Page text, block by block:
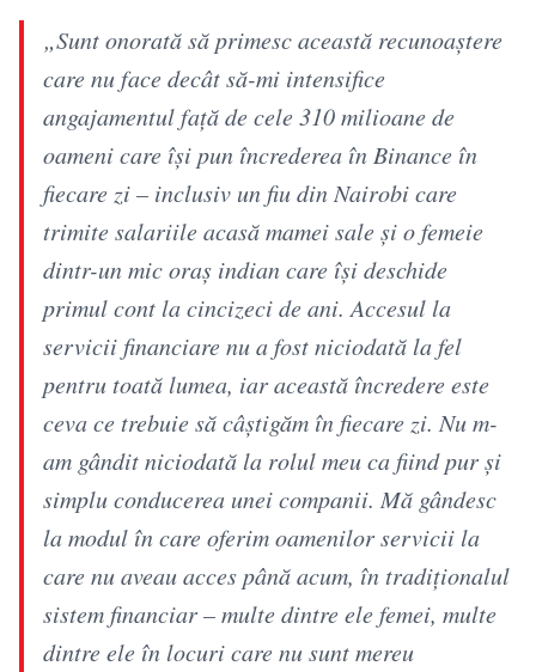
„Sunt onorată să primesc această recunoaștere
care nu face decât să-mi intensifice
angajamentul față de cele 310 milioane de
oameni care își pun încrederea în Binance în
fiecare zi – inclusiv un fiu din Nairobi care
trimite salariile acasă mamei sale și o femeie
dintr-un mic oraș indian care își deschide
primul cont la cincizeci de ani. Accesul la
servicii financiare nu a fost niciodată la fel
pentru toată lumea, iar această încredere este
ceva ce trebuie să câștigăm în fiecare zi. Nu m-
am gândit niciodată la rolul meu ca fiind pur și
simplu conducerea unei companii. Mă gândesc
la modul în care oferim oamenilor servicii la
care nu aveau acces până acum, în tradiționalul
sistem financiar – multe dintre ele femei, multe
dintre ele în locuri care nu sunt mereu